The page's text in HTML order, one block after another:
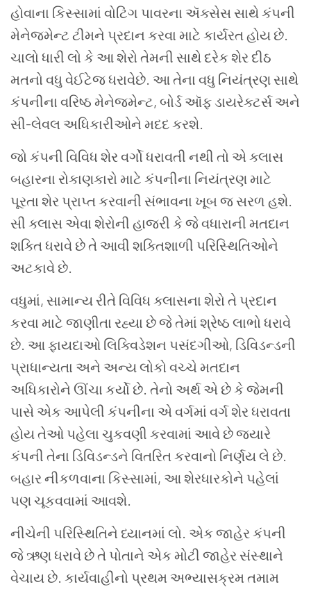
હોવાના કિસ્સામાં વોટિંગ પાવરના ઍક્સેસ સાથેકંપની
મેનેજમેન્ટ ટીમને પ્રદાન કરવા માટે કાર્યરતહોય છે.
ચાલો ધારી લો કે આશેરો તેમની સાથેદરેકશેરદીઠ
મતનો વધુ વેઈટેજ ધરાવેછે. આતેના વધુ નિયંત્રણ સાથે
કંપનીના વરિષ્ઠ મેનેજમેન્ટ, બોર્ડ ઑફ ડાયરેક્ટર્સ અને
સી-લેવલ અધિકારીઓને મદદકરશે.
જો કંપની વિવિધ શેરવર્ગો ધરાવતી નથી તો એ ક્લાસ
બહારના રોકાણકારો માટે કંપનીના નિયંત્રણમાટે
પૂરતા શેર પ્રાપ્તકરવાની સંભાવના ખૂબજ સરળ હશે.
સી ક્લાસ એવા શેરોની હાજરી કેજેવધારાની મતદાન
શક્તિ ધરાવે છેતે આવી શક્તિશાળી પરિસ્થિતિઓને
અટકાવે છે.
વધુમાં, સામાન્ય રીતે વિવિધ ક્લાસના શેરો તે પ્રદાન
કરવા માટે જાણીતા રહ્યા છે જે તેમાં શ્રેષ્ઠ લાભો ધરાવે
છે. આ ફાયદાઓ લિક્વિડેશન પસંદગીઓ, ડિવિડન્ડની
પ્રાધાન્યતા અને અન્ય લોકો વચ્ચે મતદાન
અધિકારોને ઊંચા કર્યો છે. તેનો અર્થ એ છે કે જેમની
પાસે એક આપેલી કંપનીના એ વર્ગમાં વર્ગ શેર ધરાવતા
હોય તેઓ પહેલા ચુકવણી કરવામાં આવે છે જ્યારે
કંપની તેના ડિવિડન્ડને વિતરિત કરવાનો નિર્ણય લે છે.
બહાર નીકળવાના કિસ્સામાં, આ શેરધારકોને પહેલાં
પણ ચૂકવવામાં આવશે.
નીચેની પરિસ્થિતિને ધ્યાનમાં લો. એકજાહેરકંપની
જે ઋણ ધરાવે છેતે પોતાને એકમોટી જાહેર સંસ્થાને
વેચાય છે. કાર્યવાહીનો પ્રથમ અભ્યાસક્રમતમામ